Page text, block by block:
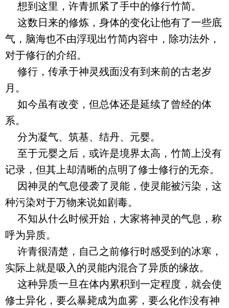
想到这里，许青抓紧了手中的修行竹简。
这数日来的修炼，身体的变化让他有了一些底
气，脑海也不由浮现出竹简内容中，除功法外，
对于修行的介绍。
修行，传承于神灵残面没有到来前的古老岁
月。
如今虽有改变，但总体还是延续了曾经的体
系。
分为凝气、筑基、结丹、元婴。
至于元婴之后，或许是境界太高，竹简上没有
记录，但其上却清晰的点明了修士修行的无奈。
因神灵的气息侵袭了灵能，使灵能被污染，这
种污染对于万物来说如剧毒。
不知从什么时候开始，大家将神灵的气息，称
呼为异质。
许青很清楚，自己之前修行时感受到的冰寒，
实际上就是吸入的灵能内混合了异质的缘故。
这种异质一旦在体内累积到一定程度，就会使
修士异化，要么暴毙成为血雾，要么化作没有神